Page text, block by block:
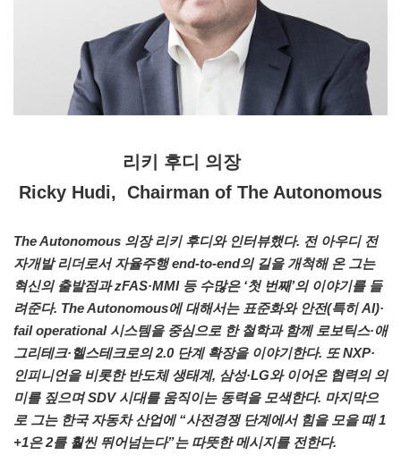
리키 후디 의장
Ricky Hudi, Chairman of The Autonomous
The Autonomous 의장 리키 후디와 인터뷰했다. 전 아우디 전
자개발 리더로서 자율주행 end-to-end의 길을 개척해 온 그는
혁신의 출발점과 zFAS·MMI 등 수많은 ‘첫 번째’의 이야기를 들
려준다. The Autonomous에 대해서는 표준화와 안전(특히 AI)·
fail operational 시스템을 중심으로 한 철학과 함께 로보틱스·애
그리테크·헬스테크로의 2.0 단계 확장을 이야기한다. 또 NXP·
인피니언을 비롯한 반도체 생태계, 삼성·LG와 이어온 협력의 의
미를 짚으며 SDV 시대를 움직이는 동력을 모색한다. 마지막으
로 그는 한국 자동차 산업에 “사전경쟁 단계에서 힘을 모을 때 1
+1은 2를 훨씬 뛰어넘는다”는 따뜻한 메시지를 전한다.